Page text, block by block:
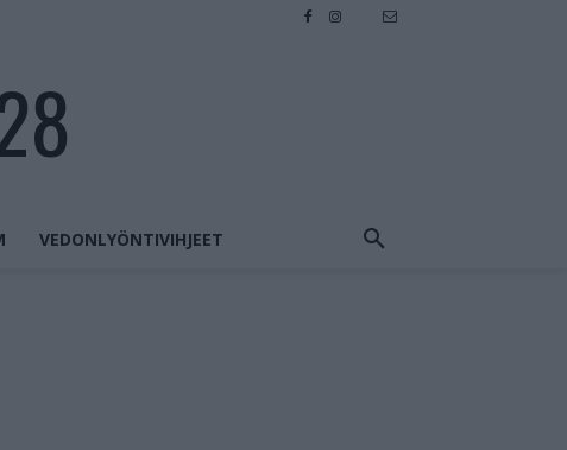
VEDONLYÖNTIVIHJEET